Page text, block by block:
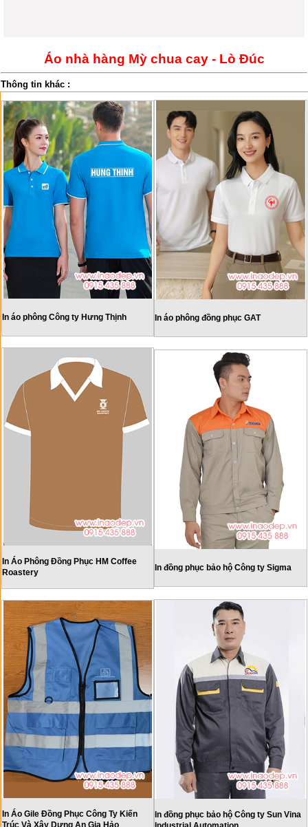
Áo nhà hàng Mỳ chua cay - Lò Đúc
Thông tin khác :
In áo phông Công ty Hưng Thịnh In áo phông đồng phục GAT
In Áo Phông Đồng Phục HM Coffee
Roastery
In đồng phục bảo hộ Công ty Sigma
In Áo Gile Đồng Phục Công Ty Kiến
Trúc Và Xây Dựng An Gia Hảo
In đồng phục bảo hộ Công ty Sun Vina